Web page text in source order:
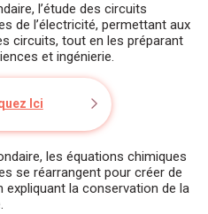
l’étude des circuits
de l’électricité, permettant aux
circuits, tout en les préparant
et ingénierie.
Ici
les équations chimiques
se réarrangent pour créer de
la conservation de la